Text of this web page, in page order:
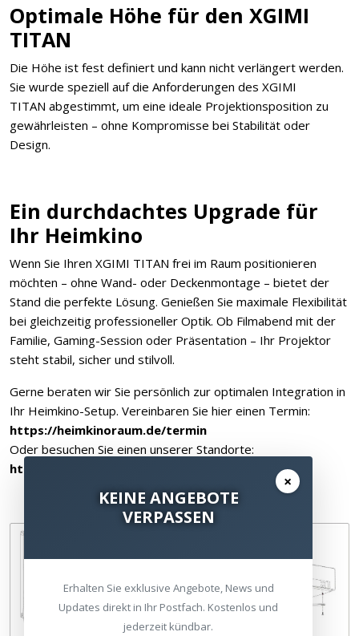
Optimale Höhe für den XGIMI
TITAN
Die Höhe ist fest definiert und kann nicht verlängert werden.
Sie wurde speziell auf die Anforderungen des XGIMI
TITAN abgestimmt, um eine ideale Projektionsposition zu
gewährleisten – ohne Kompromisse bei Stabilität oder
Design.
Ein durchdachtes Upgrade für
Ihr Heimkino
Wenn Sie Ihren XGIMI TITAN frei im Raum positionieren
möchten – ohne Wand- oder Deckenmontage – bietet der
Stand die perfekte Lösung. Genießen Sie maximale Flexibilität
bei gleichzeitig professioneller Optik. Ob Filmabend mit der
Familie, Gaming-Session oder Präsentation – Ihr Projektor
steht stabil, sicher und stilvoll.
Gerne beraten wir Sie persönlich zur optimalen Integration in
Ihr Heimkino-Setup. Vereinbaren Sie hier einen Termin:
https://heimkinoraum.de/termin
Oder besuchen Sie einen unserer Standorte:
https://heimkinoraum.de/standorte
×
KEINE ANGEBOTE
VERPASSEN
Erhalten Sie exklusive Angebote, News und
Updates direkt in Ihr Postfach. Kostenlos und
jederzeit kündbar.